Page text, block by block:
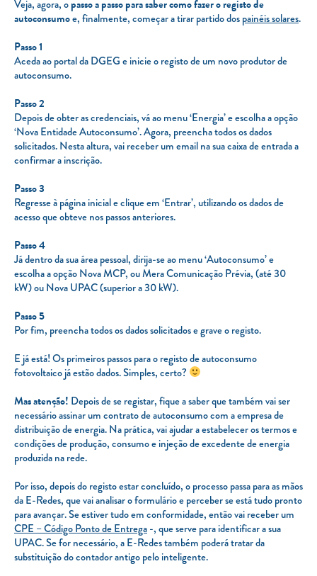
Veja, agora, opasso a passo para saber como fazer o registo de
autoconsumoe, finalmente, começar a tirar partido dospainéis solares.
Passo 1
Aceda ao portal da DGEG e inicie o registo de um novo produtor de
autoconsumo.
Passo 2
Depois de obter as credenciais, vá ao menu ‘Energia’ e escolha a opção
‘Nova Entidade Autoconsumo’. Agora, preencha todos os dados
solicitados. Nesta altura, vai receber um email na sua caixa de entrada a
confirmar a inscrição.
Passo 3
Regresse à página inicial e clique em ‘Entrar’, utilizando os dados de
acesso que obteve nos passos anteriores.
Passo 4
Já dentro da sua área pessoal, dirija-se ao menu ‘Autoconsumo’ e
escolha a opção Nova MCP, ou Mera Comunicação Prévia, (até 30
kW) ou Nova UPAC (superior a 30 kW).
Passo 5
Por fim, preencha todos os dados solicitados e grave o registo.
E já está! Os primeiros passos para o registo de autoconsumo
fotovoltaico já estão dados. Simples, certo?
Mas atenção! Depois de se registar, fique a saber que também vai ser
necessário assinar um contrato de autoconsumo com a empresa de
distribuição de energia. Na prática, vai ajudar a estabelecer os termos e
condições de produção, consumo e injeção de excedente de energia
produzida na rede.
Por isso, depois do registo estar concluído, o processo passa para as mãos
da E-Redes, que vai analisar o formulário e perceber se está tudo pronto
para avançar. Se estiver tudo em conformidade, então vai receber um
CPE – Código Ponto de Entrega-, que serve para identificar a sua
UPAC. Se for necessário, a E-Redes também poderá tratar da
substituição do contador antigo pelo inteligente.